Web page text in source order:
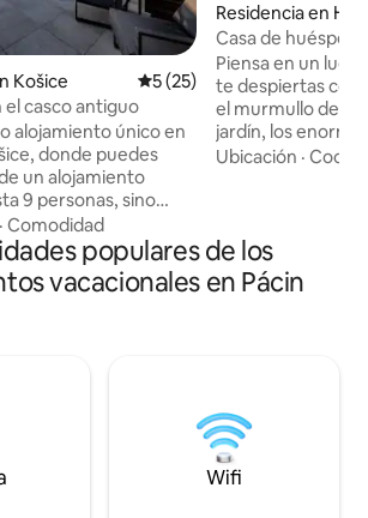
Košice Calificación promedio: 5 de
5 (25)
casco antiguo
alojamiento único en
donde puedes
un alojamiento
9 personas, sino
de bienestar con
oferta le
la ciudad en
con una hermosa
el precio base del
de brindarle una
· Comodidad
Residencia en
Casa de
el bosque
Piensa en un
te despiertas con
el murmullo del
jardín, los
Zemplén
donde la
encuentra con la
¡Queremos que
Ubicación ·Cocina
populares de los
vacacionales en Pácin
Wifi